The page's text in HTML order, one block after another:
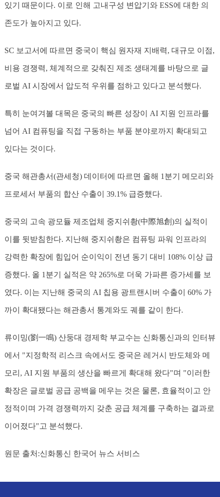
있기 때문이다. 이로 인해 고내구성 변압기와 ESS에 대한 의
존도가 높아지고 있다.
SC 보고서에 따르면 중국이 핵심 원자재 지배력, 대규모 이점,
비용 경쟁력, 체계적으로 갖춰진 제조 생태계를 바탕으로 글
로벌 AI 시장에서 압도적 우위를 점하고 있다고 분석했다.
특히 눈여겨볼 대목은 중국의 빠른 성장이 AI 지원 인프라를
넘어 AI 컴퓨팅을 직접 구동하는 부품 분야로까지 확대되고
있다는 것이다.
중국 해관총서(관세청) 데이터에 따르면 올해 1분기 메모리와
프로세서 부품의 합산 수출이 39.1% 급증했다.
중국의 고속 광모듈 제조업체 중지쉬촹(中際旭創)의 실적이
이를 뒷받침한다. 지난해 중지쉬촹은 컴퓨팅 파워 인프라의
강력한 확장에 힘입어 순이익이 전년 동기 대비 108% 이상 급
증했다. 올 1분기 실적은 약 265%로 더욱 가파른 증가세를 보
였다. 이는 지난해 중국의 AI 칩용 광트랜시버 수출이 60% 가
까이 확대됐다는 해관총서 통계와도 궤를 같이 한다.
류이밍(劉一鳴) 산둥대 경제학 부교수는 신화통신과의 인터뷰
에서 "지정학적 리스크 속에서도 중국은 레거시 반도체와 메
모리, AI 지원 부품의 생산을 빠르게 확대해 왔다"며 "이러한
확장은 글로벌 공급 공백을 메우는 것은 물론, 효율적이고 안
정적이며 가격 경쟁력까지 갖춘 공급 체계를 구축하는 결과로
이어졌다"고 분석했다.
원문 출처:신화통신 한국어 뉴스 서비스